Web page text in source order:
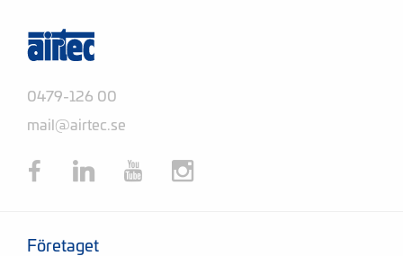
0479-126 00
mail@airtec.se
Företaget